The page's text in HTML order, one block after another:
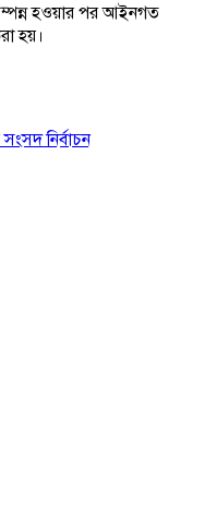
সম্পন্ন হওয়ার পর আইনগত
হয়।
নির্বাচন